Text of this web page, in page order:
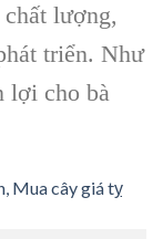
chất lượng,
triển. Như
lợi cho bà